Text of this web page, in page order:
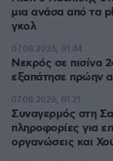
μια ανάσα από τα
γκολ
Νεκρός σε πισίνα
εξαπάτησε πρώην
07.08.2026, 01:44
Συναγερμός στη
πληροφορίες για
οργανώσεις και
07.08.2026, 01:21